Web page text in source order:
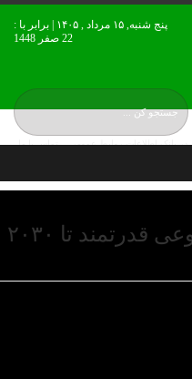
تماس با ما
در بانک اطلاعات روابط عمومی
پنج شنبه, ۱۵ مرداد , ۱۴۰۵ | برابر با :
22 صفر 1448
تا ۲۰۳۰